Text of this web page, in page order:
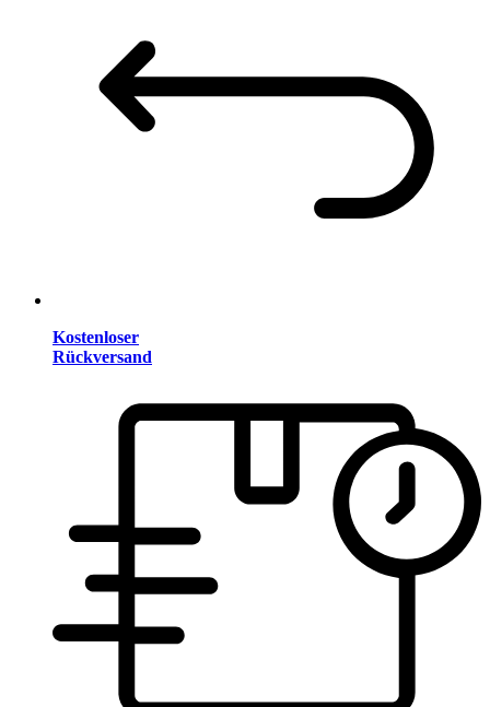
Kostenloser
Rückversand